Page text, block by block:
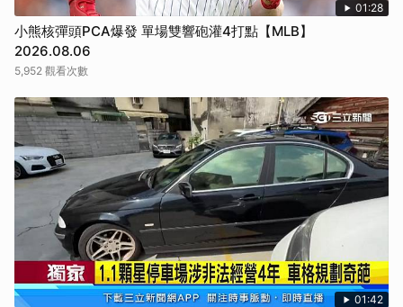
01:28
小熊核彈頭PCA爆發 單場雙響砲灌4打點【MLB】
2026.08.06
5,952 觀看次數
01:42